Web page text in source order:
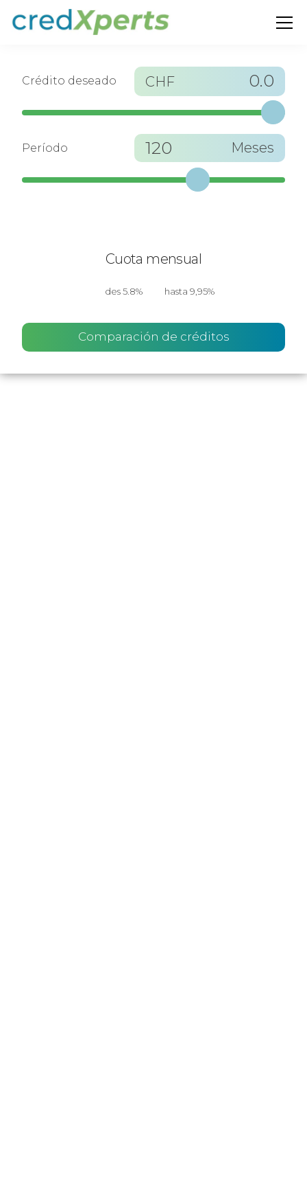
Crédito deseado CHF 0.0
Período 120 Meses
Cuota mensual
des 5.8% hasta 9,95%
Comparación de créditos